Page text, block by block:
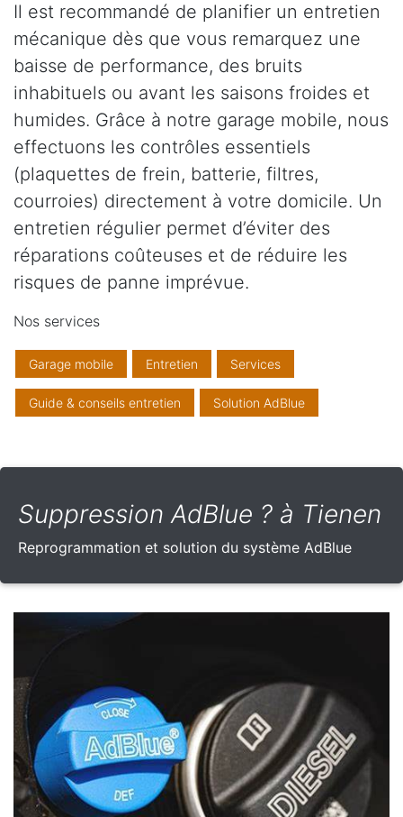
Il est recommandé de planifier un entretien
mécanique dès que vous remarquez une
baisse de performance, des bruits
inhabituels ou avant les saisons froides et
humides. Grâce à notre garage mobile, nous
effectuons les contrôles essentiels
(plaquettes de frein, batterie, filtres,
courroies) directement à votre domicile. Un
entretien régulier permet d’éviter des
réparations coûteuses et de réduire les
risques de panne imprévue.
Nos services
Garage mobile Entretien Services
Guide & conseils entretien Solution AdBlue
Suppression AdBlue ? à Tienen
Reprogrammation et solution du système AdBlue